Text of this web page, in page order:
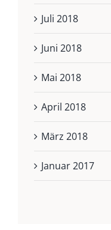
Juli 2018
Juni 2018
Mai 2018
April 2018
März 2018
Januar 2017